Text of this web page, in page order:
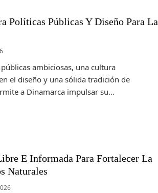
Políticas Públicas Y Diseño Para La
ambiciosas, una cultura
el diseño y una sólida tradición de
a Dinamarca impulsar su...
E Informada Para Fortalecer La
Naturales